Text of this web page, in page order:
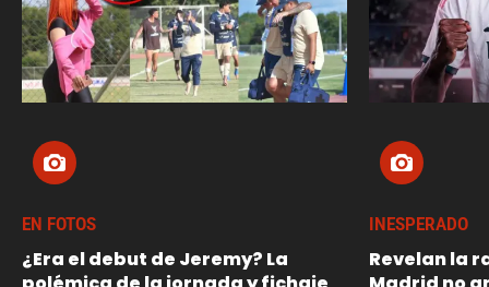
EN FOTOS
¿Era el debut de Jeremy? La
INESPERADO
Revelan la